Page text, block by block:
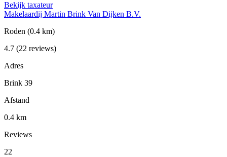
Bekijk taxateur
Makelaardij Martin Brink Van Dijken B.V.
Roden (0.4 km)
4.7 (22 reviews)
Adres
Brink 39
Afstand
0.4 km
Reviews
22